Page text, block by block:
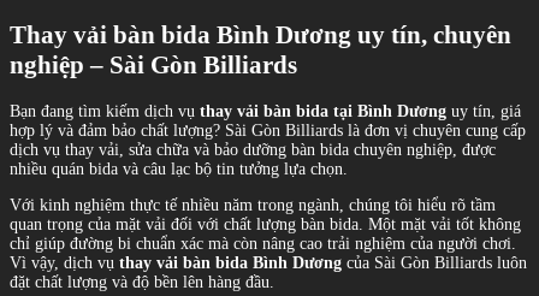
Thay vải bàn bida Bình Dương uy tín, chuyên
nghiệp – Sài Gòn Billiards
Bạn đang tìm kiếm dịch vụ thay vải bàn bida tại Bình Dương uy tín, giá
hợp lý và đảm bảo chất lượng? Sài Gòn Billiards là đơn vị chuyên cung cấp
dịch vụ thay vải, sửa chữa và bảo dưỡng bàn bida chuyên nghiệp, được
nhiều quán bida và câu lạc bộ tin tưởng lựa chọn.
Với kinh nghiệm thực tế nhiều năm trong ngành, chúng tôi hiểu rõ tầm
quan trọng của mặt vải đối với chất lượng bàn bida. Một mặt vải tốt không
chỉ giúp đường bi chuẩn xác mà còn nâng cao trải nghiệm của người chơi.
Vì vậy, dịch vụ thay vải bàn bida Bình Dương của Sài Gòn Billiards luôn
đặt chất lượng và độ bền lên hàng đầu.